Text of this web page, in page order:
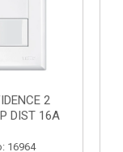
2
DIST 16A
16964